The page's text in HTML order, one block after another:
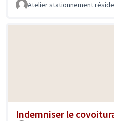
Atelier stationnement
Indemniser le